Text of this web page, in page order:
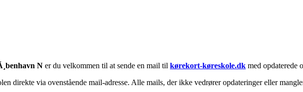
N er du velkommen til at sende en mail til kørekort-køreskole.dk med opdaterede
direkte via ovenstående mail-adresse. Alle mails, der ikke vedrører opdateringer eller